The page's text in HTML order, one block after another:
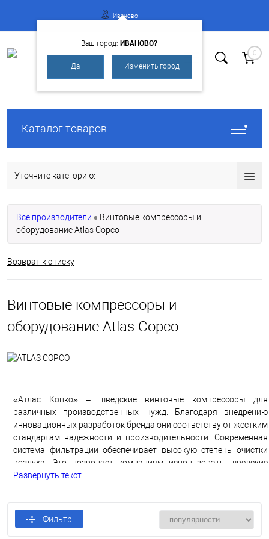
Регистрация
Иваново
Ваш город: ИВАНОВО?
Да Изменить город
0
Каталог товаров
Уточните категорию:
Все производители
Винтовые компрессоры и
оборудование Atlas Copco
Возврат к списку
Винтовые компрессоры и
оборудование Atlas Copco
«Атлас Копко» – шведские винтовые компрессоры для
различных производственных нужд. Благодаря внедрению
инновационных разработок бренда они соответствуют жестким
стандартам надежности и производительности. Современная
система фильтрации обеспечивает высокую степень очистки
воздуха. Это позволяет компаниям использовать шведские
агрегаты в самых разных сферах: от машиностроения до
Еще одной особенностью Atlas Copco является мощный
компьютер, который регулирует расход энергии и подбирает
оптимальные режимы работы. Точный автоматический
Развернуть текст
Фильтр